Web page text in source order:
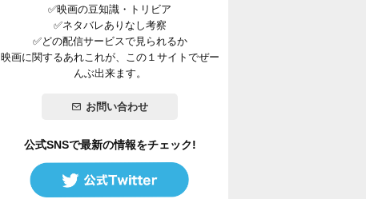
✅映画の豆知識・トリビア
✅ネタバレありなし考察
✅どの配信サービスで見られるか
映画に関するあれこれが、この１サイトでぜー
んぶ出来ます。
お問い合わせ
公式SNSで最新の情報をチェック!